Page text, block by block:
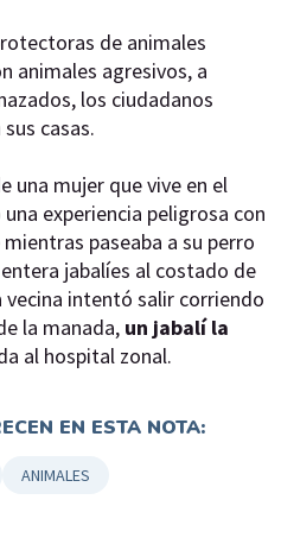
de animales
animales agresivos, a
los ciudadanos
casas.
una mujer que vive en el
experiencia peligrosa con
paseaba a su perro
jabalíes al costado de
vecina intentó salir corriendo
la manada, un jabalí la
al hospital zonal.
EN ESTA NOTA:
ANIMALES